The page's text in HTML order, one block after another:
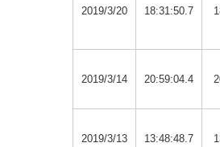
2019/3/20 18:31:50.7
2019/3/14 20:59:04.4
2019/3/13 13:48:48.7